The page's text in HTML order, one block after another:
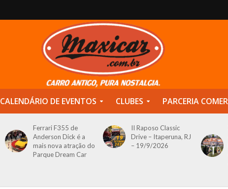
CALENDÁRIO DE EVENTOS CLUBES PARCERIA
Ferrari F355 de
Anderson Dick é a
mais nova atração do
Parque Dream Car
II Raposo Classic
Drive – Itaperuna, RJ
– 19/9/2026